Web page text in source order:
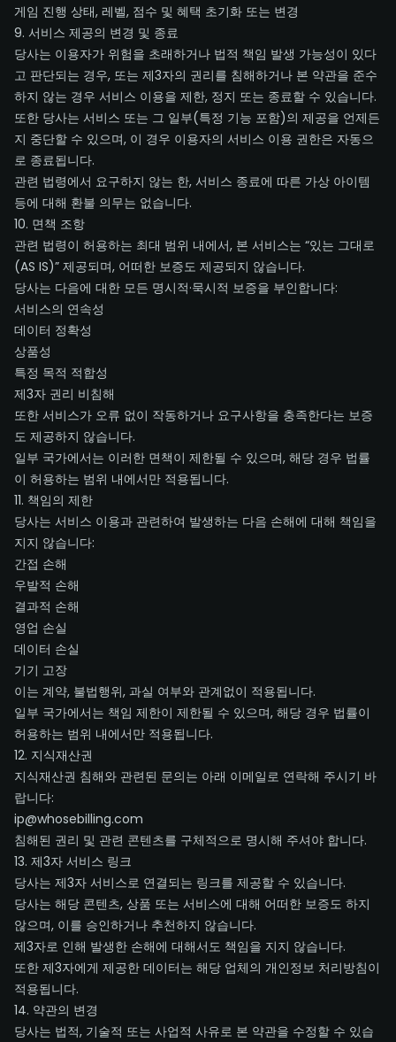
게임 진행 상태, 레벨, 점수 및 혜택 초기화 또는 변경
9. 서비스 제공의 변경 및 종료
당사는 이용자가 위험을 초래하거나 법적 책임 발생 가능성이 있다
고 판단되는 경우, 또는 제3자의 권리를 침해하거나 본 약관을 준수
하지 않는 경우 서비스 이용을 제한, 정지 또는 종료할 수 있습니다.
또한 당사는 서비스 또는 그 일부(특정 기능 포함)의 제공을 언제든
지 중단할 수 있으며, 이 경우 이용자의 서비스 이용 권한은 자동으
로 종료됩니다.
관련 법령에서 요구하지 않는 한, 서비스 종료에 따른 가상 아이템
등에 대해 환불 의무는 없습니다.
10. 면책 조항
관련 법령이 허용하는 최대 범위 내에서, 본 서비스는 “있는 그대로
(AS IS)” 제공되며, 어떠한 보증도 제공되지 않습니다.
당사는 다음에 대한 모든 명시적·묵시적 보증을 부인합니다:
서비스의 연속성
데이터 정확성
상품성
특정 목적 적합성
제3자 권리 비침해
또한 서비스가 오류 없이 작동하거나 요구사항을 충족한다는 보증
도 제공하지 않습니다.
일부 국가에서는 이러한 면책이 제한될 수 있으며, 해당 경우 법률
이 허용하는 범위 내에서만 적용됩니다.
11. 책임의 제한
당사는 서비스 이용과 관련하여 발생하는 다음 손해에 대해 책임을
지지 않습니다:
간접 손해
우발적 손해
결과적 손해
영업 손실
데이터 손실
기기 고장
이는 계약, 불법행위, 과실 여부와 관계없이 적용됩니다.
일부 국가에서는 책임 제한이 제한될 수 있으며, 해당 경우 법률이
허용하는 범위 내에서만 적용됩니다.
12. 지식재산권
지식재산권 침해와 관련된 문의는 아래 이메일로 연락해 주시기 바
랍니다:
ip@whosebilling.com
침해된 권리 및 관련 콘텐츠를 구체적으로 명시해 주셔야 합니다.
13. 제3자 서비스 링크
당사는 제3자 서비스로 연결되는 링크를 제공할 수 있습니다.
당사는 해당 콘텐츠, 상품 또는 서비스에 대해 어떠한 보증도 하지
않으며, 이를 승인하거나 추천하지 않습니다.
제3자로 인해 발생한 손해에 대해서도 책임을 지지 않습니다.
또한 제3자에게 제공한 데이터는 해당 업체의 개인정보 처리방침이
적용됩니다.
14. 약관의 변경
당사는 법적, 기술적 또는 사업적 사유로 본 약관을 수정할 수 있습